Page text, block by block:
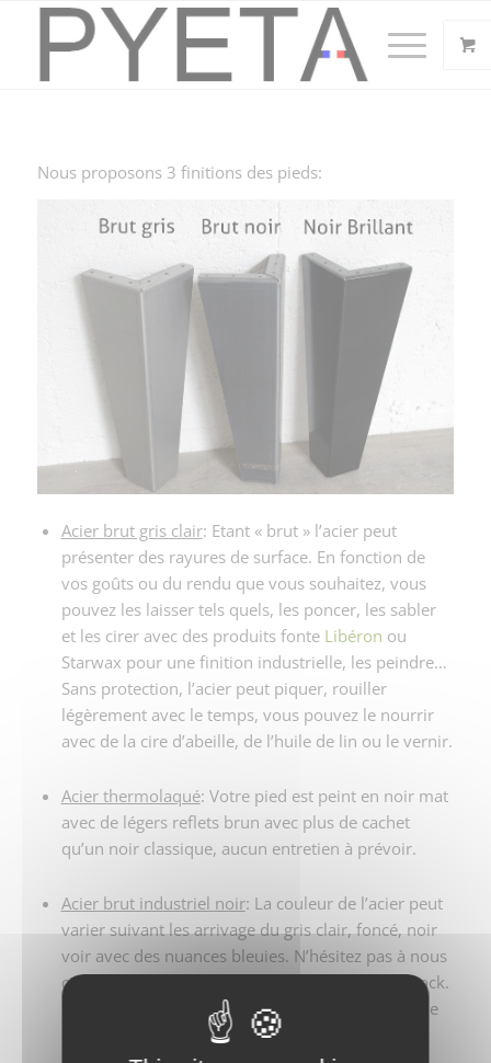
Nous proposons 3 finitions des pieds:
Acier brut gris clair: Etant « brut » l’acier peut
présenter des rayures de surface. En fonction de
vos goûts ou du rendu que vous souhaitez, vous
pouvez les laisser tels quels, les poncer, les sabler
et les cirer avec des produits fonte Libéron ou
Starwax pour une finition industrielle, les peindre…
Sans protection, l’acier peut piquer, rouiller
légèrement avec le temps, vous pouvez le nourrir
avec de la cire d’abeille, de l’huile de lin ou le vernir.
Acier thermolaqué: Votre pied est peint en noir mat
avec de légers reflets brun avec plus de cachet
qu’un noir classique, aucun entretien à prévoir.
Acier brut industriel noir: La couleur de l’acier peut
varier suivant les arrivage du gris clair, foncé, noir
voir avec des nuances bleuies. N’hésitez pas à nous
contacter pour avoir des photos des pieds en stock.
Etant « brut » l’acier peut présenter des rayures de